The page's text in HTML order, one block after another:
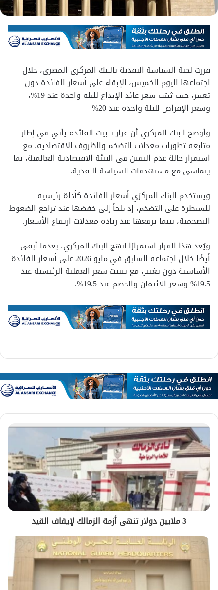
قررت لجنة السياسة النقدية بالبنك المركزي المصري، خلال
اجتماعها اليوم الخميس، الإبقاء على أسعار الفائدة دون
تغيير، حيث ثبتت سعر عائد الإيداع لليلة واحدة عند 19%،
وسعر الإقراض لليلة واحدة عند 20%.
وأوضح البنك المركزي أن قرار تثبيت الفائدة يأتي في إطار
متابعة تطورات معدلات التضخم والظروف الاقتصادية، مع
استمرار حالة عدم اليقين في البيئة الاقتصادية العالمية، بما
يتماشى مع مستهدفات السياسة النقدية.
ويستخدم البنك المركزي أسعار الفائدة كأداة رئيسية
للسيطرة على التضخم، إذ يلجأ إلى خفضها عند تراجع الضغوط
التضخمية، بينما يرفعها عند زيادة معدلات ارتفاع الأسعار.
ويُعد هذا القرار استمرارًا لنهج البنك المركزي، بعدما أبقى
أيضًا خلال اجتماعه السابق في مايو 2026 على أسعار الفائدة
الأساسية دون تغيير، مع تثبيت سعر العملية الرئيسية عند
19.5% وسعر الائتمان والخصم عند 19.5%.
3 ملايين دولار تنهى أزمة الزمالك لإيقاف القيد